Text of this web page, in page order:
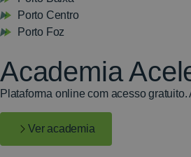
Porto Centro
Porto Foz
Academia
Plataforma online com acesso
Ver academia